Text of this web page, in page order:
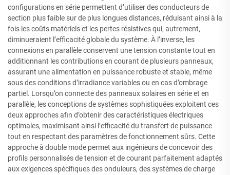
configurations en série permettent d’utiliser des conducteurs de
section plus faible sur de plus longues distances, réduisant ainsi à la
fois les coûts matériels et les pertes résistives qui, autrement,
diminueraient l’efficacité globale du système. À l’inverse, les
connexions en parallèle conservent une tension constante tout en
additionnant les contributions en courant de plusieurs panneaux,
assurant une alimentation en puissance robuste et stable, même
sous des conditions d’irradiance variables ou en cas d’ombrage
partiel. Lorsqu’on connecte des panneaux solaires en série et en
parallèle, les conceptions de systèmes sophistiquées exploitent ces
deux approches afin d’obtenir des caractéristiques électriques
optimales, maximisant ainsi l’efficacité du transfert de puissance
tout en respectant des paramètres de fonctionnement sûrs. Cette
approche à double mode permet aux ingénieurs de concevoir des
profils personnalisés de tension et de courant parfaitement adaptés
aux exigences spécifiques des onduleurs, des systèmes de charge